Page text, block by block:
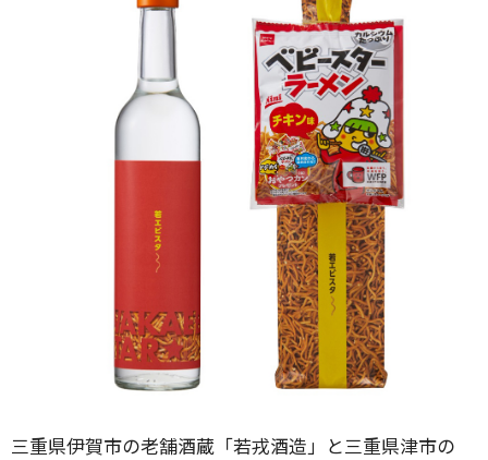
三重県伊賀市の老舗酒蔵「若戎酒造」と三重県津市の